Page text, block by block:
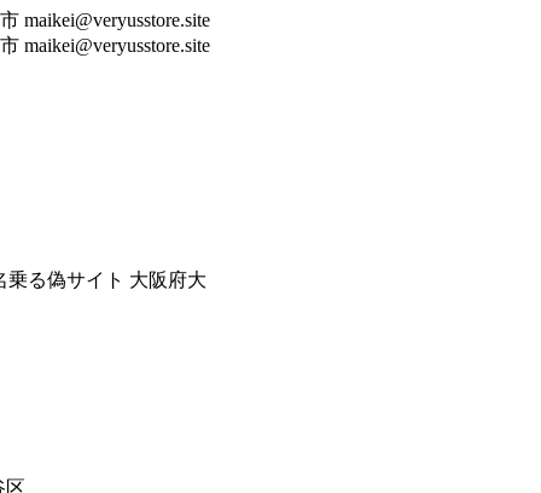
maikei@veryusstore.site
maikei@veryusstore.site
乗る偽サイト 大阪府大
区